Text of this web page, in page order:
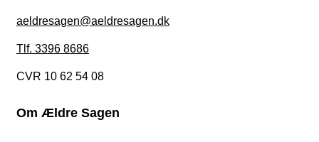
aeldresagen@aeldresagen.dk
Tlf. 3396 8686
CVR 10 62 54 08
Om Ældre Sagen